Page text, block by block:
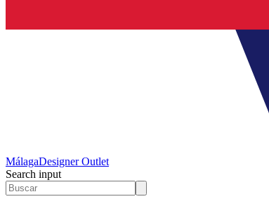
MálagaDesigner Outlet
Search input